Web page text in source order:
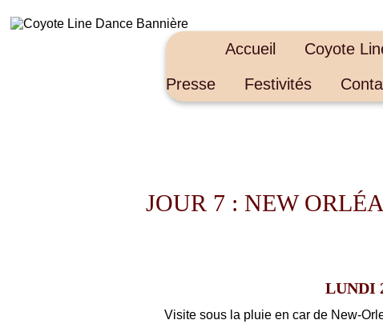
Accueil Coyote
Presse
Festivités
JOUR 7 : NEW
LUNDI
Visite sous la pluie en car de New-